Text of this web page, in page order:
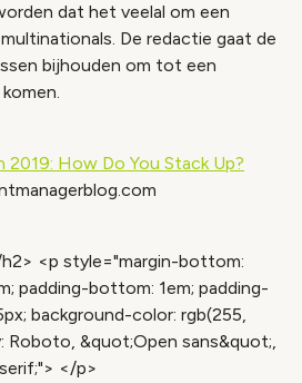
dat het veelal om een
De redactie gaat de
bijhouden om tot een
2019: How Do You Stack Up?
<p style="margin-bottom:
padding-bottom: 1em; padding-
background-color: rgb(255,
Roboto, &quot;Open sans&quot;,
</p>